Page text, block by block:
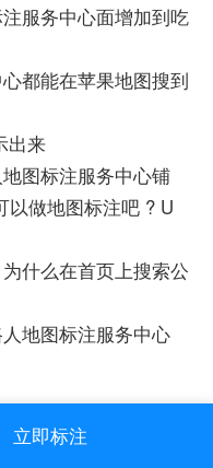
服务中心面增加到吃
都能在苹果地图搜到
出来
图标注服务中心铺
以做地图标注吧 ? U
什么在首页上搜索公
地图标注服务中心
立即标注